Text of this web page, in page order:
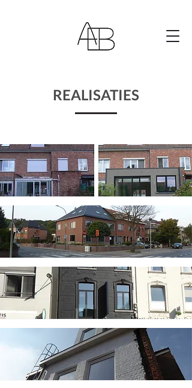
REALISATIES